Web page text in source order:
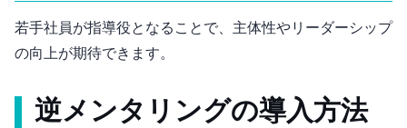
若手社員が指導役となることで、主体性やリーダーシップ
の向上が期待できます。
逆メンタリングの導入方法